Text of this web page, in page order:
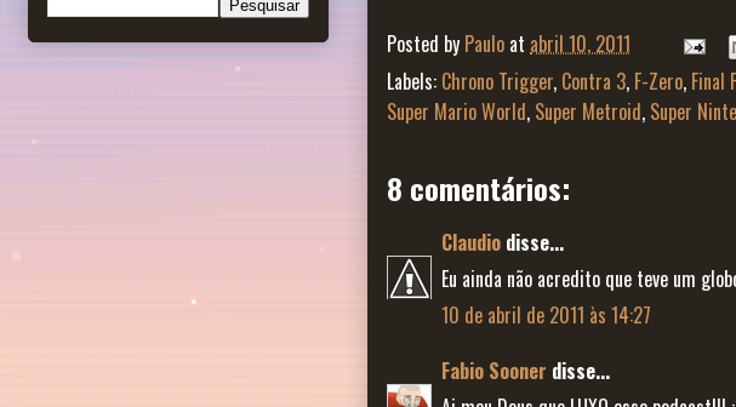
Posted by Paulo at abril 10, 2011
Labels: Chrono Trigger, Contra 3, F-Zero, Final
Super Mario World, Super Metroid, Super
8 comentários:
Claudio disse...
Eu ainda não acredito que teve um
10 de abril de 2011 às 14:27
Fabio Sooner disse...